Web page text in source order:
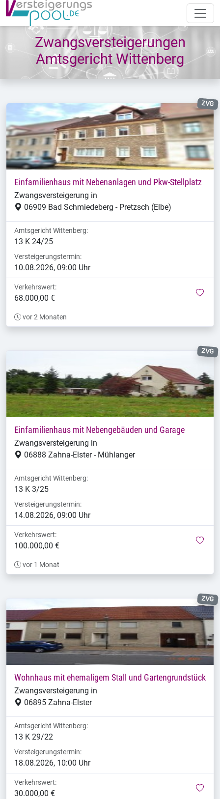
Zwangsversteigerungen
Amtsgericht Wittenberg
ZVG
Einfamilienhaus mit Nebenanlagen und Pkw-Stellplatz
Zwangsversteigerung in
06909 Bad Schmiedeberg - Pretzsch (Elbe)
Amtsgericht Wittenberg:
13 K 24/25
Versteigerungstermin:
10.08.2026, 09:00 Uhr
Verkehrswert:
68.000,00 €
vor 2 Monaten
ZVG
Einfamilienhaus mit Nebengebäuden und Garage
Zwangsversteigerung in
06888 Zahna-Elster - Mühlanger
Amtsgericht Wittenberg:
13 K 3/25
Versteigerungstermin:
14.08.2026, 09:00 Uhr
Verkehrswert:
100.000,00 €
vor 1 Monat
ZVG
Wohnhaus mit ehemaligem Stall und Gartengrundstück
Zwangsversteigerung in
06895 Zahna-Elster
Amtsgericht Wittenberg:
13 K 29/22
Versteigerungstermin:
18.08.2026, 10:00 Uhr
Verkehrswert:
30.000,00 €